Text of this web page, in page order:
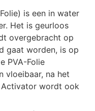
is een in water
Het is geurloos
overgebracht op
gaat worden, is op
PVA-Folie
vloeibaar, na het
Activator wordt ook